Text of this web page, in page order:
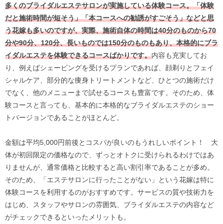
多くのブライダルエステサロンが実施している体験コース。「体験
だと施術時間が短そう」「本コースへの勧誘がすごそう」などと思
う花嫁も多いのですが、実際、施術自体の時間は40分のものから70
分や90分、120分、長いものでは150分のものもあり、本格的にブラ
イダルエステを体験できるコースばかりです。内容も充実してお
り、例えばシェービングを受けるプランであれば、顔剃りとフェイ
シャルケア、部分的な痩身トリートメントなど、ひとつの施術だけ
でなく、他のメニューまで試せるコースも豊富です。そのため、体
験コースと言っても、基本的に本格的なブライダルエステのショー
トバージョンであることがほとんど。
金額は平均5,000円前後とコスパが良いのもうれしいポイント！ 大
体が初回限定の価格なので、ずっとオトクに受けられるわけではあ
りませんが、通常価格と比較すると高い割引率であることが多め。
そのため、「エステサロンに行ったことがない」という花嫁は特に
体験コースを利用するのがおすすめです。サービスの質や技術力を
はじめ、スタッフやサロンの雰囲気、ブライダルエステの内容など
がチェックできるといったメリットも。